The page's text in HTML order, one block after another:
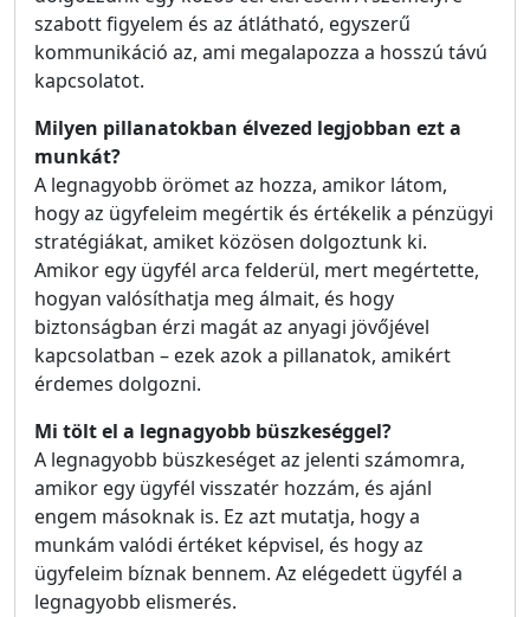
szabott figyelem és az átlátható, egyszerű
kommunikáció az, ami megalapozza a hosszú távú
kapcsolatot.
Milyen pillanatokban élvezed legjobban ezt a
munkát?
A legnagyobb örömet az hozza, amikor látom,
hogy az ügyfeleim megértik és értékelik a pénzügyi
stratégiákat, amiket közösen dolgoztunk ki.
Amikor egy ügyfél arca felderül, mert megértette,
hogyan valósíthatja meg álmait, és hogy
biztonságban érzi magát az anyagi jövőjével
kapcsolatban – ezek azok a pillanatok, amikért
érdemes dolgozni.
Mi tölt el a legnagyobb büszkeséggel?
A legnagyobb büszkeséget az jelenti számomra,
amikor egy ügyfél visszatér hozzám, és ajánl
engem másoknak is. Ez azt mutatja, hogy a
munkám valódi értéket képvisel, és hogy az
ügyfeleim bíznak bennem. Az elégedett ügyfél a
legnagyobb elismerés.